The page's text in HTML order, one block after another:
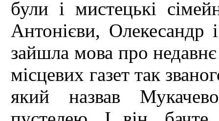
були і мистецькі
Антонієви,
зайшла мова про недавнє
місцевих газет так
який назвав